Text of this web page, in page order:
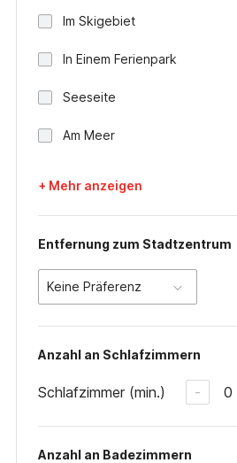
Im Skigebiet
In Einem Ferienpark
Seeseite
Am Meer
+ Mehr anzeigen
Entfernung zum Stadtzentrum
Keine Präferenz
Anzahl an Schlafzimmern
Schlafzimmer (min.) - 0
Anzahl an Badezimmern